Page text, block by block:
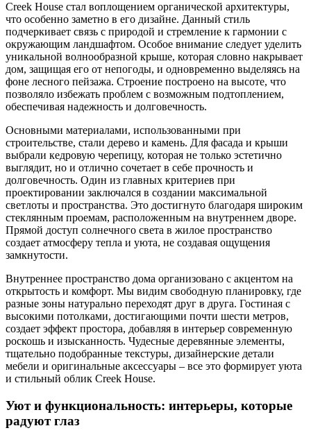
Creek House стал воплощением органической архитектуры,
что особенно заметно в его дизайне. Данный стиль
подчеркивает связь с природой и стремление к гармонии с
окружающим ландшафтом. Особое внимание следует уделить
уникальной волнообразной крыше, которая словно накрывает
дом, защищая его от непогоды, и одновременно выделяясь на
фоне лесного пейзажа. Строение построено на высоте, что
позволяло избежать проблем с возможным подтоплением,
обеспечивая надежность и долговечность.
Основными материалами, использованными при
строительстве, стали дерево и камень. Для фасада и крыши
выбрали кедровую черепицу, которая не только эстетично
выглядит, но и отлично сочетает в себе прочность и
долговечность. Один из главных критериев при
проектировании заключался в создании максимальной
светлоты и пространства. Это достигнуто благодаря широким
стеклянным проемам, расположенным на внутреннем дворе.
Прямой доступ солнечного света в жилое пространство
создает атмосферу тепла и уюта, не создавая ощущения
замкнутости.
Внутреннее пространство дома организовано с акцентом на
открытость и комфорт. Мы видим свободную планировку, где
разные зоны натурально переходят друг в друга. Гостиная с
высокими потолками, достигающими почти шести метров,
создает эффект простора, добавляя в интерьер современную
роскошь и изысканность. Чудесные деревянные элементы,
тщательно подобранные текстуры, дизайнерские детали
мебели и оригинальные аксессуары – все это формирует уюта
и стильный облик Creek House.
Уют и функциональность: интерьеры, которые
радуют глаз